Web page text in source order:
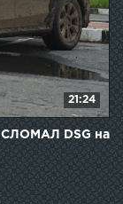
21:24
DSG на